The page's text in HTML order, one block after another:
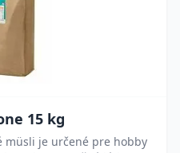
15 kg
müsli je určené pre hobby